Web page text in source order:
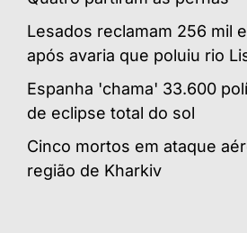
Lesados reclamam 256 mil
após avaria que poluiu rio
Espanha 'chama' 33.600
de eclipse total do sol
Cinco mortos em ataque
região de Kharkiv